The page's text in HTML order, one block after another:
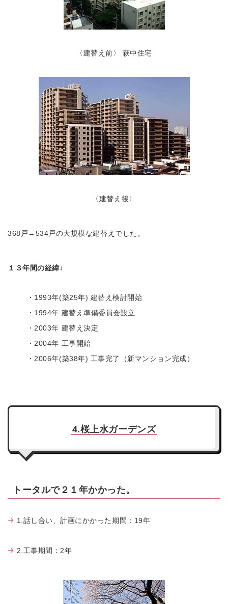
〈建替え前〉 萩中住宅
〈建替え後〉
368戸→534戸の大規模な建替えでした。
１３年間の経緯↓
・1993年(築25年) 建替え検討開始
・1994年 建替え準備委員会設立
・2003年 建替え決定
・2004年 工事開始
・2006年(築38年) 工事完了（新マンション完成）
4.桜上水ガーデンズ
トータルで２１年かかった。
1.話し合い、計画にかかった期間：19年
2.工事期間：2年